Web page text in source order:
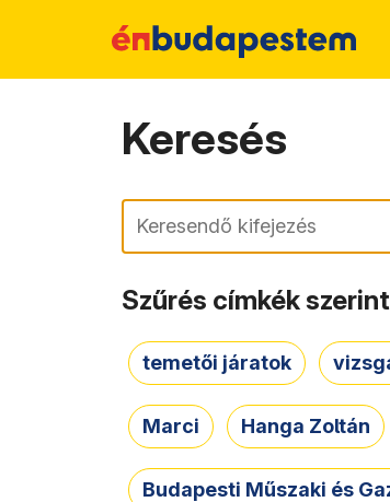
Keresés
Keresés
Szűrés címkék szerint
temetői járatok
Marci Hanga Zoltán
Budapesti Műszaki és